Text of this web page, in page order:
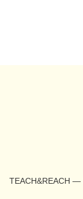
TEACH&REACH —